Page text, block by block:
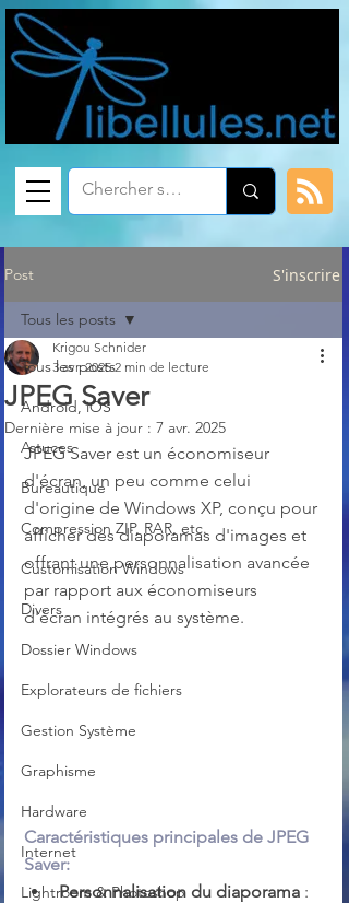
Post S'inscrire
Tous les posts
Android, iOS
Astuces
Bureautique
Compression ZIP, RAR, etc.
Customisation Windows
Divers
Dossier Windows
Explorateurs de fichiers
Gestion Système
Graphisme
Hardware
Internet
Lightroom & Photoshop
Tous les posts
JPEG Saver
Krigou Schnider
3 avr. 2025 2 min de lecture
Dernière mise à jour : 7 avr. 2025
JPEG Saver est un économiseur
d'écran, un peu comme celui
d'origine de Windows XP, conçu pour
afficher des diaporamas d'images et
offrant une personnalisation avancée
par rapport aux économiseurs
d'écran intégrés au système.
Caractéristiques principales de JPEG
Saver:
Personnalisation du diaporama :